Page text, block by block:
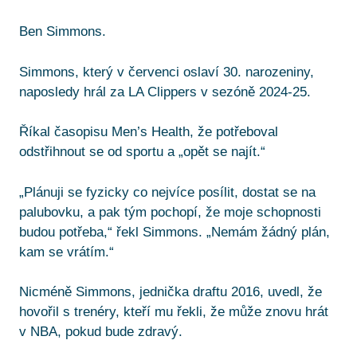
Ben Simmons.
Simmons, který v červenci oslaví 30. narozeniny,
naposledy hrál za LA Clippers v sezóně 2024-25.
Říkal časopisu Men’s Health, že potřeboval
odstřihnout se od sportu a „opět se najít.“
„Plánuji se fyzicky co nejvíce posílit, dostat se na
palubovku, a pak tým pochopí, že moje schopnosti
budou potřeba,“ řekl Simmons. „Nemám žádný plán,
kam se vrátím.“
Nicméně Simmons, jednička draftu 2016, uvedl, že
hovořil s trenéry, kteří mu řekli, že může znovu hrát
v NBA, pokud bude zdravý.